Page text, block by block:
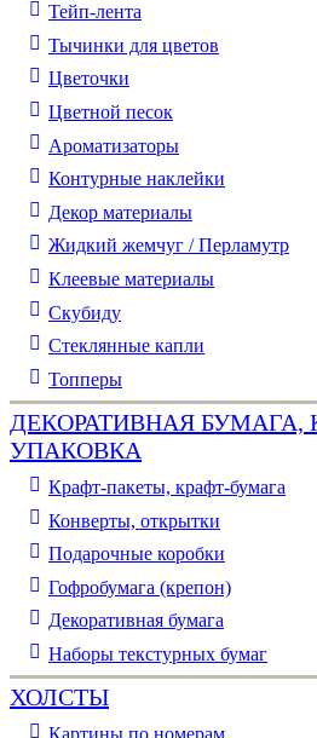
Тейп-лента
Тычинки для цветов
Цветочки
Цветной песок
Ароматизаторы
Контурные наклейки
Декор материалы
Жидкий жемчуг / Перламутр
Клеевые материалы
Скубиду
Стеклянные капли
Топперы
ДЕКОРАТИВНАЯ БУМАГА,
УПАКОВКА
Крафт-пакеты, крафт-бумага
Конверты, открытки
Подарочные коробки
Гофробумага (крепон)
Декоративная бумага
Наборы текстурных бумаг
ХОЛСТЫ